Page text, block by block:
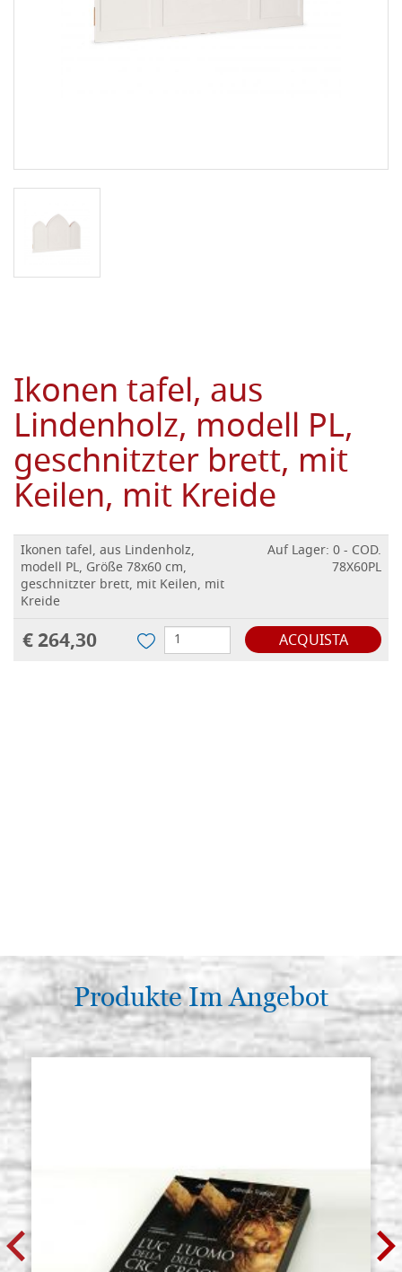
Ikonen tafel, aus
Lindenholz, modell PL,
geschnitzter brett, mit
Keilen, mit Kreide
Ikonen tafel, aus Lindenholz,
modell PL, Größe 78x60 cm,
geschnitzter brett, mit Keilen, mit
Kreide
Auf Lager: 0 - COD.
78X60PL
€ 264,30 ACQUISTA
Produkte Im Angebot